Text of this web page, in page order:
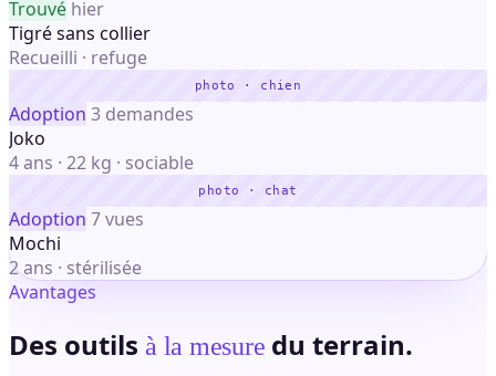
Trouvé hier
Tigré sans collier
Recueilli · refuge
photo · chien
Adoption 3 demandes
Joko
4 ans · 22 kg · sociable
photo · chat
Adoption 7 vues
Mochi
2 ans · stérilisée
Avantages
Des outils à la mesure du terrain.